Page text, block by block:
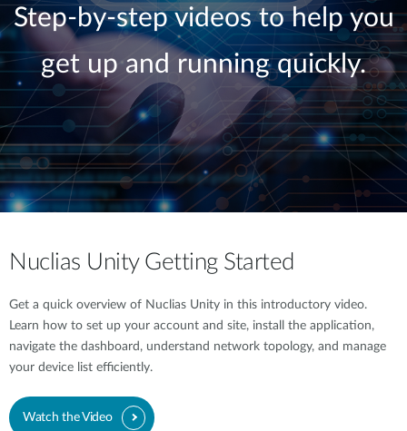
Step-by-step videos to help you
get up and running quickly.
Nuclias Unity Getting Started
Get a quick overview of Nuclias Unity in this introductory video.
Learn how to set up your account and site, install the application,
navigate the dashboard, understand network topology, and manage
your device list efficiently.
Watch the Video